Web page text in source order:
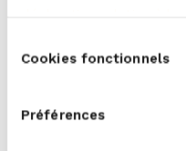
données à caractère
duCookies fonctionnels
Préférences